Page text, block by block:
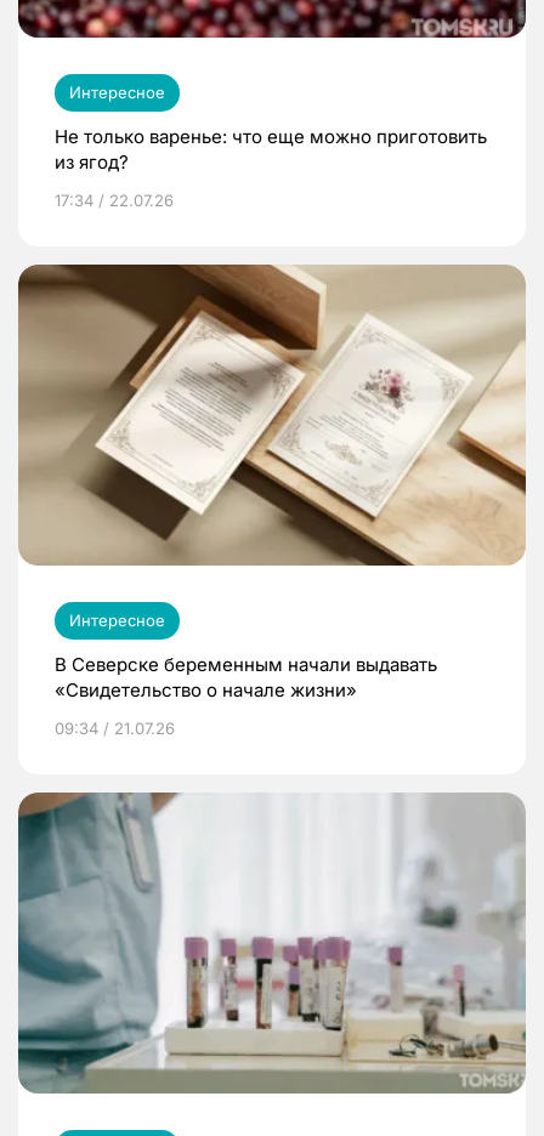
Интересное
Не только варенье: что еще можно приготовить
из ягод?
17:34 / 22.07.26
Интересное
В Северске беременным начали выдавать
«Свидетельство о начале жизни»
09:34 / 21.07.26